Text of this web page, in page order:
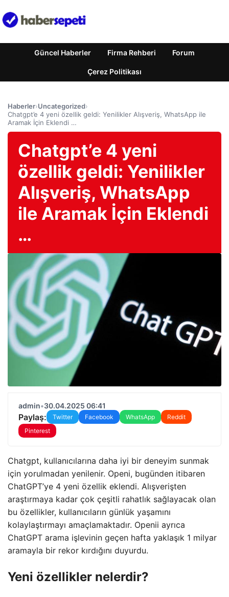
Güncel Haberler Firma Rehberi Forum
Çerez Politikası
Haberler›Uncategorized›
Chatgpt’e 4 yeni özellik geldi: Yenilikler Alışveriş, WhatsApp ile
Aramak İçin Eklendi …
Chatgpt’e 4 yeni
özellik geldi: Yenilikler
Alışveriş, WhatsApp
ile Aramak İçin Eklendi
…
admin•30.04.2025 06:41
Paylaş: Twitter Facebook WhatsApp
Reddit
Pinterest
Chatgpt, kullanıcılarına daha iyi bir deneyim sunmak
için yorulmadan yenilenir. Openi, bugünden itibaren
ChatGPT’ye 4 yeni özellik eklendi. Alışverişten
araştırmaya kadar çok çeşitli rahatlık sağlayacak olan
bu özellikler, kullanıcıların günlük yaşamını
kolaylaştırmayı amaçlamaktadır. Openii ayrıca
ChatGPT arama işlevinin geçen hafta yaklaşık 1 milyar
aramayla bir rekor kırdığını duyurdu.
Yeni özellikler nelerdir?